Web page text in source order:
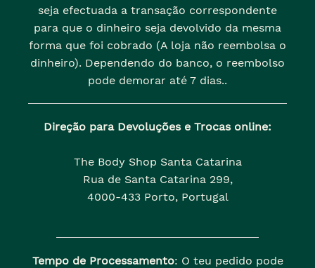
seja efectuada a transação correspondente
para que o dinheiro seja devolvido da mesma
forma que foi cobrado (A loja não reembolsa o
dinheiro). Dependendo do banco, o reembolso
pode demorar até 7 dias..
Direção para Devoluções e Trocas online:
The Body Shop Santa Catarina
Rua de Santa Catarina 299,
4000-433 Porto, Portugal
Tempo de Processamento: O teu pedido pode